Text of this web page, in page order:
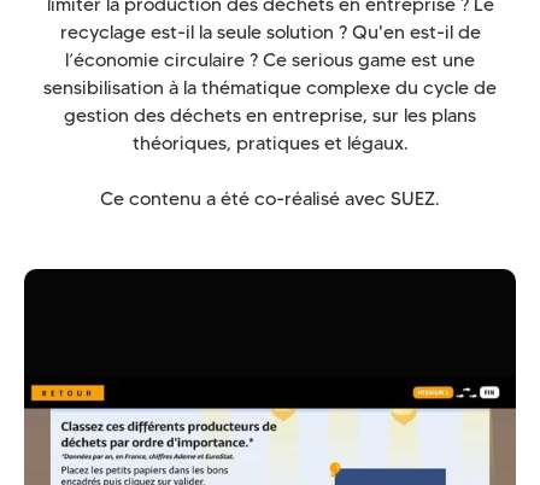
recyclage est-il la seule solution ? Qu'en est-il de
l’économie circulaire ? Ce serious game est une
sensibilisation à la thématique complexe du cycle de
gestion des déchets en entreprise, sur les plans
théoriques, pratiques et légaux.
Ce contenu a été co-réalisé avec SUEZ.